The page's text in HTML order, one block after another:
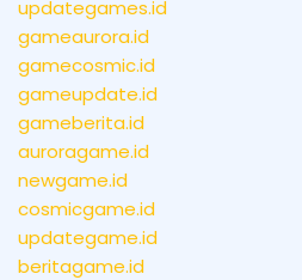
updategames.id
gameaurora.id
gamecosmic.id
gameupdate.id
gameberita.id
auroragame.id
newgame.id
cosmicgame.id
updategame.id
beritagame.id